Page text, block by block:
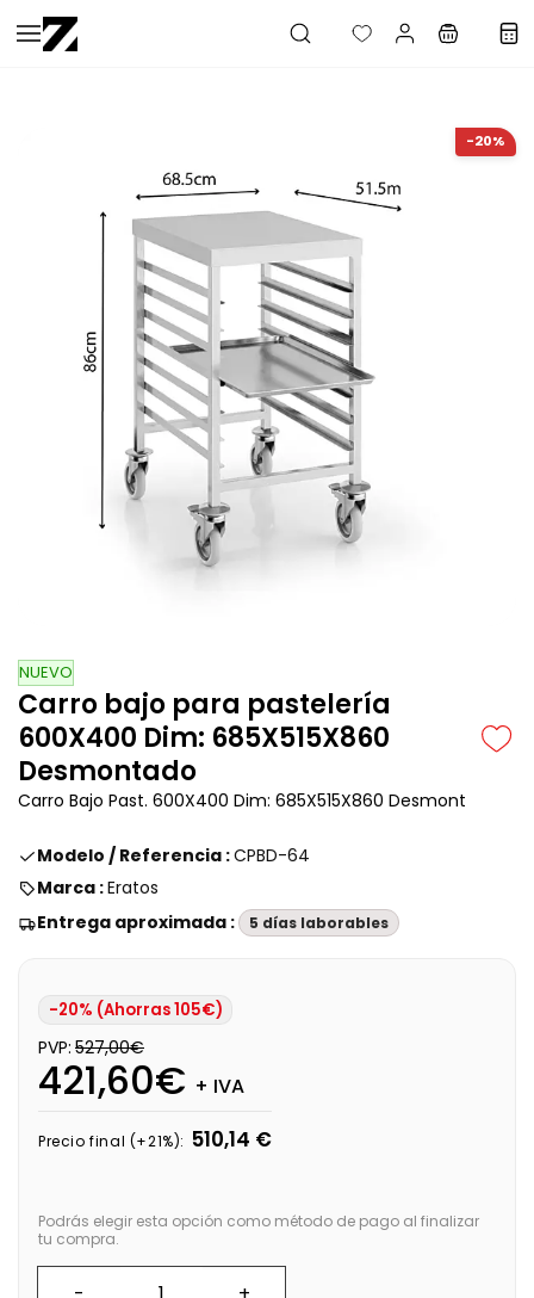
Saltar al
contenido
-20%
NUEVO
Carro bajo para pastelería
600X400 Dim: 685X515X860
Desmontado
Carro Bajo Past. 600X400 Dim: 685X515X860 Desmont
Modelo / Referencia :CPBD-64
Marca :Eratos
Entrega aproximada :
5 días laborables
-20% (Ahorras 105€)
PVP: 527,00€
421,60€ + IVA
Precio final (+21%): 510,14 €
Podrás elegir esta opción como método de pago al finalizar
tu compra.